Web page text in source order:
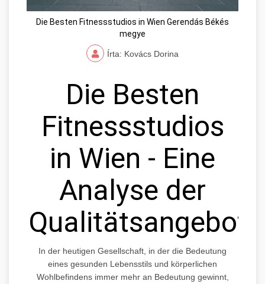
Die Besten Fitnessstudios in Wien Gerendás Békés
megye
Írta: Kovács Dorina
Die Besten
Fitnessstudios
in Wien - Eine
Analyse der
Qualitätsangebote
In der heutigen Gesellschaft, in der die Bedeutung
eines gesunden Lebensstils und körperlichen
Wohlbefindens immer mehr an Bedeutung gewinnt,